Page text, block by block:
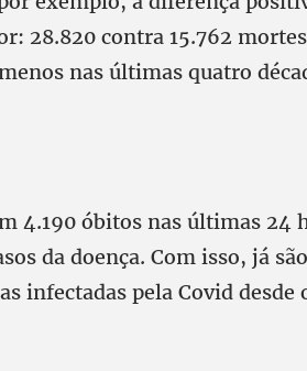
28.820 contra 15.762
nas últimas quatro
4.190 óbitos nas últimas 24
da doença. Com isso, já
infectadas pela Covid desde